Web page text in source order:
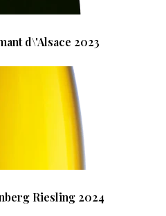
d\'Alsace 2023
Riesling 2024